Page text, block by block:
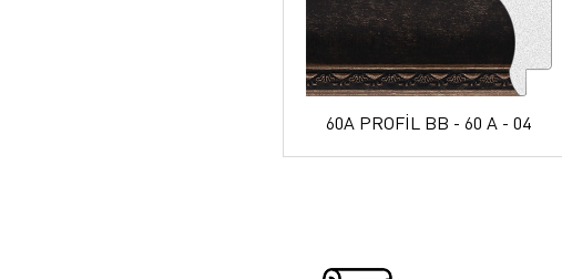
60A PROFİL BB - 60 A - 04